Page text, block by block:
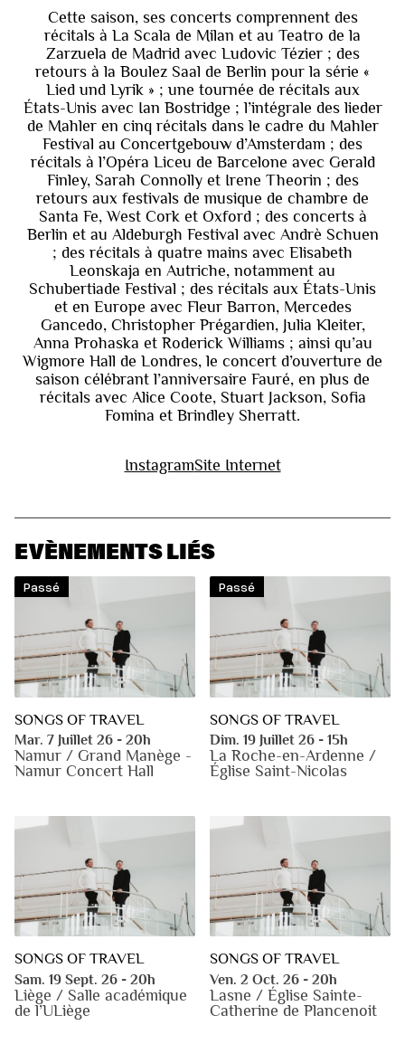
Cette saison, ses concerts comprennent des
récitals à La Scala de Milan et au Teatro de la
Zarzuela de Madrid avec Ludovic Tézier ; des
retours à la Boulez Saal de Berlin pour la série «
Lied und Lyrik » ; une tournée de récitals aux
États-Unis avec Ian Bostridge ; l’intégrale des lieder
de Mahler en cinq récitals dans le cadre du Mahler
Festival au Concertgebouw d’Amsterdam ; des
récitals à l’Opéra Liceu de Barcelone avec Gerald
Finley, Sarah Connolly et Irene Theorin ; des
retours aux festivals de musique de chambre de
Santa Fe, West Cork et Oxford ; des concerts à
Berlin et au Aldeburgh Festival avec Andrè Schuen
; des récitals à quatre mains avec Elisabeth
Leonskaja en Autriche, notamment au
Schubertiade Festival ; des récitals aux États-Unis
et en Europe avec Fleur Barron, Mercedes
Gancedo, Christopher Prégardien, Julia Kleiter,
Anna Prohaska et Roderick Williams ; ainsi qu’au
Wigmore Hall de Londres, le concert d’ouverture de
saison célébrant l’anniversaire Fauré, en plus de
récitals avec Alice Coote, Stuart Jackson, Sofia
Fomina et Brindley Sherratt.
InstagramSite Internet
EVÈNEMENTS LIÉS
Passé
SONGS OF TRAVEL
Mar. 7 Juillet 26 - 20h
Namur / Grand Manège -
Namur Concert Hall
Passé
SONGS OF TRAVEL
Dim. 19 Juillet 26 - 15h
La Roche-en-Ardenne /
Église Saint-Nicolas
SONGS OF TRAVEL
Sam. 19 Sept. 26 - 20h
Liège / Salle académique
de l’ULiège
SONGS OF TRAVEL
Ven. 2 Oct. 26 - 20h
Lasne / Église Sainte-
Catherine de Plancenoit